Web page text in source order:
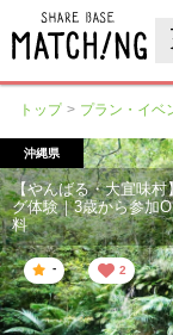
トップ プラン・イベ
沖縄県
【やんばる・大宜味
グ体験｜3歳から参加
料
- 2